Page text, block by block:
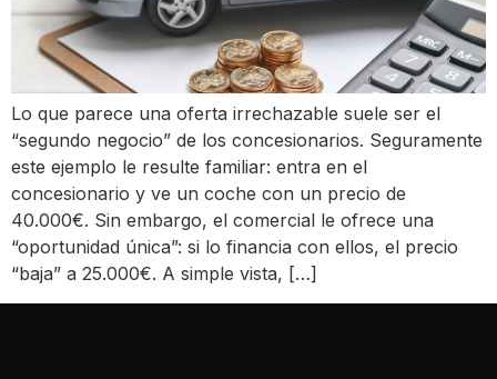
Lo que parece una oferta irrechazable suele ser el
“segundo negocio” de los concesionarios. Seguramente
este ejemplo le resulte familiar: entra en el
concesionario y ve un coche con un precio de
40.000€. Sin embargo, el comercial le ofrece una
“oportunidad única”: si lo financia con ellos, el precio
“baja” a 25.000€. A simple vista, […]